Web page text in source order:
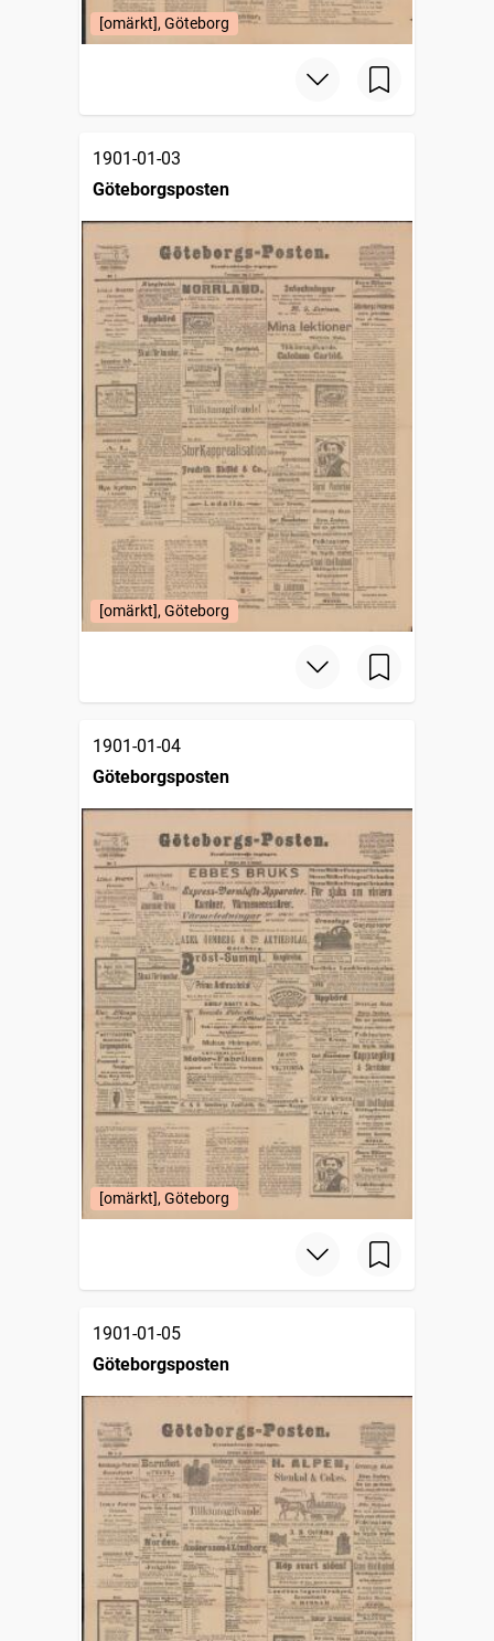
[omärkt], Göteborg
1901-01-03
Göteborgsposten
[omärkt], Göteborg
1901-01-04
Göteborgsposten
[omärkt], Göteborg
1901-01-05
Göteborgsposten